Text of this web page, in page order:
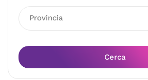
Provincia
Cerca